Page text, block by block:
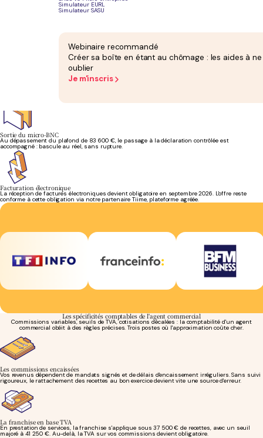
Simulateur EURL
Simulateur SASU
Webinaire recommandé
Créer sa boîte en étant au chômage : les aides à
oublier
Je m'inscris
Vos cotisations, calculées sur le bénéfice et recouvrées par l'URSSAF, sont suivies sur vos
chiffres réels. Les régularisations sont anticipées.
Sortie du micro-BNC
Au dépassement du plafond de 83 600 €, le passage à la déclaration contrôlée est
accompagné : bascule au réel, sans rupture.
Facturation électronique
La réception de factures électroniques devient obligatoire en septembre 2026. L'offre reste
conforme à cette obligation via notre partenaire Tiime, plateforme agréée.
Les spécificités comptables de l'agent commercial
Commissions variables, seuils de TVA, cotisations décalées : la comptabilité d'un agent
commercial obéit à des règles précises. Trois postes où l'approximation coûte cher.
Les commissions encaissées
Vos revenus dépendent de mandats signés et de délais d'encaissement irréguliers. Sans suivi
rigoureux, le rattachement des recettes au bon exercice devient vite une source d'erreur.
La franchise en base TVA
En prestation de services, la franchise s'applique sous 37 500 € de recettes, avec un seuil
majoré à 41 250 €. Au-delà, la TVA sur vos commissions devient obligatoire.